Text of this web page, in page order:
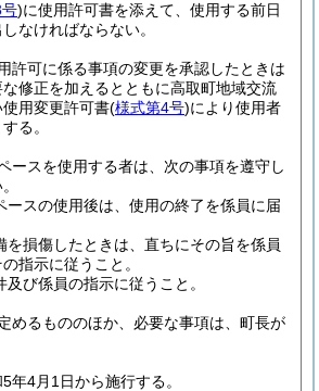
)に使用許可書を添えて、使用する前日
なければならない。
許可に係る事項の変更を承認したときは
修正を加えるとともに高取町地域交流
用変更許可書(様式第4号)により使用者
る。
ースを使用する者は、次の事項を遵守し
ースの使用後は、使用の終了を係員に届
を損傷したときは、直ちにその旨を係員
指示に従うこと。
及び係員の指示に従うこと。
めるもののほか、必要な事項は、町長が
年4月1日から施行する。